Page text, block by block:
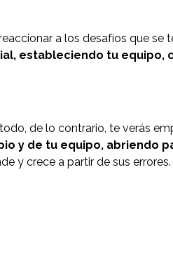
a los desafíos que se
estableciendo tu equipo,
de lo contrario, te verás
y de tu equipo, abriendo
y crece a partir de sus errores.